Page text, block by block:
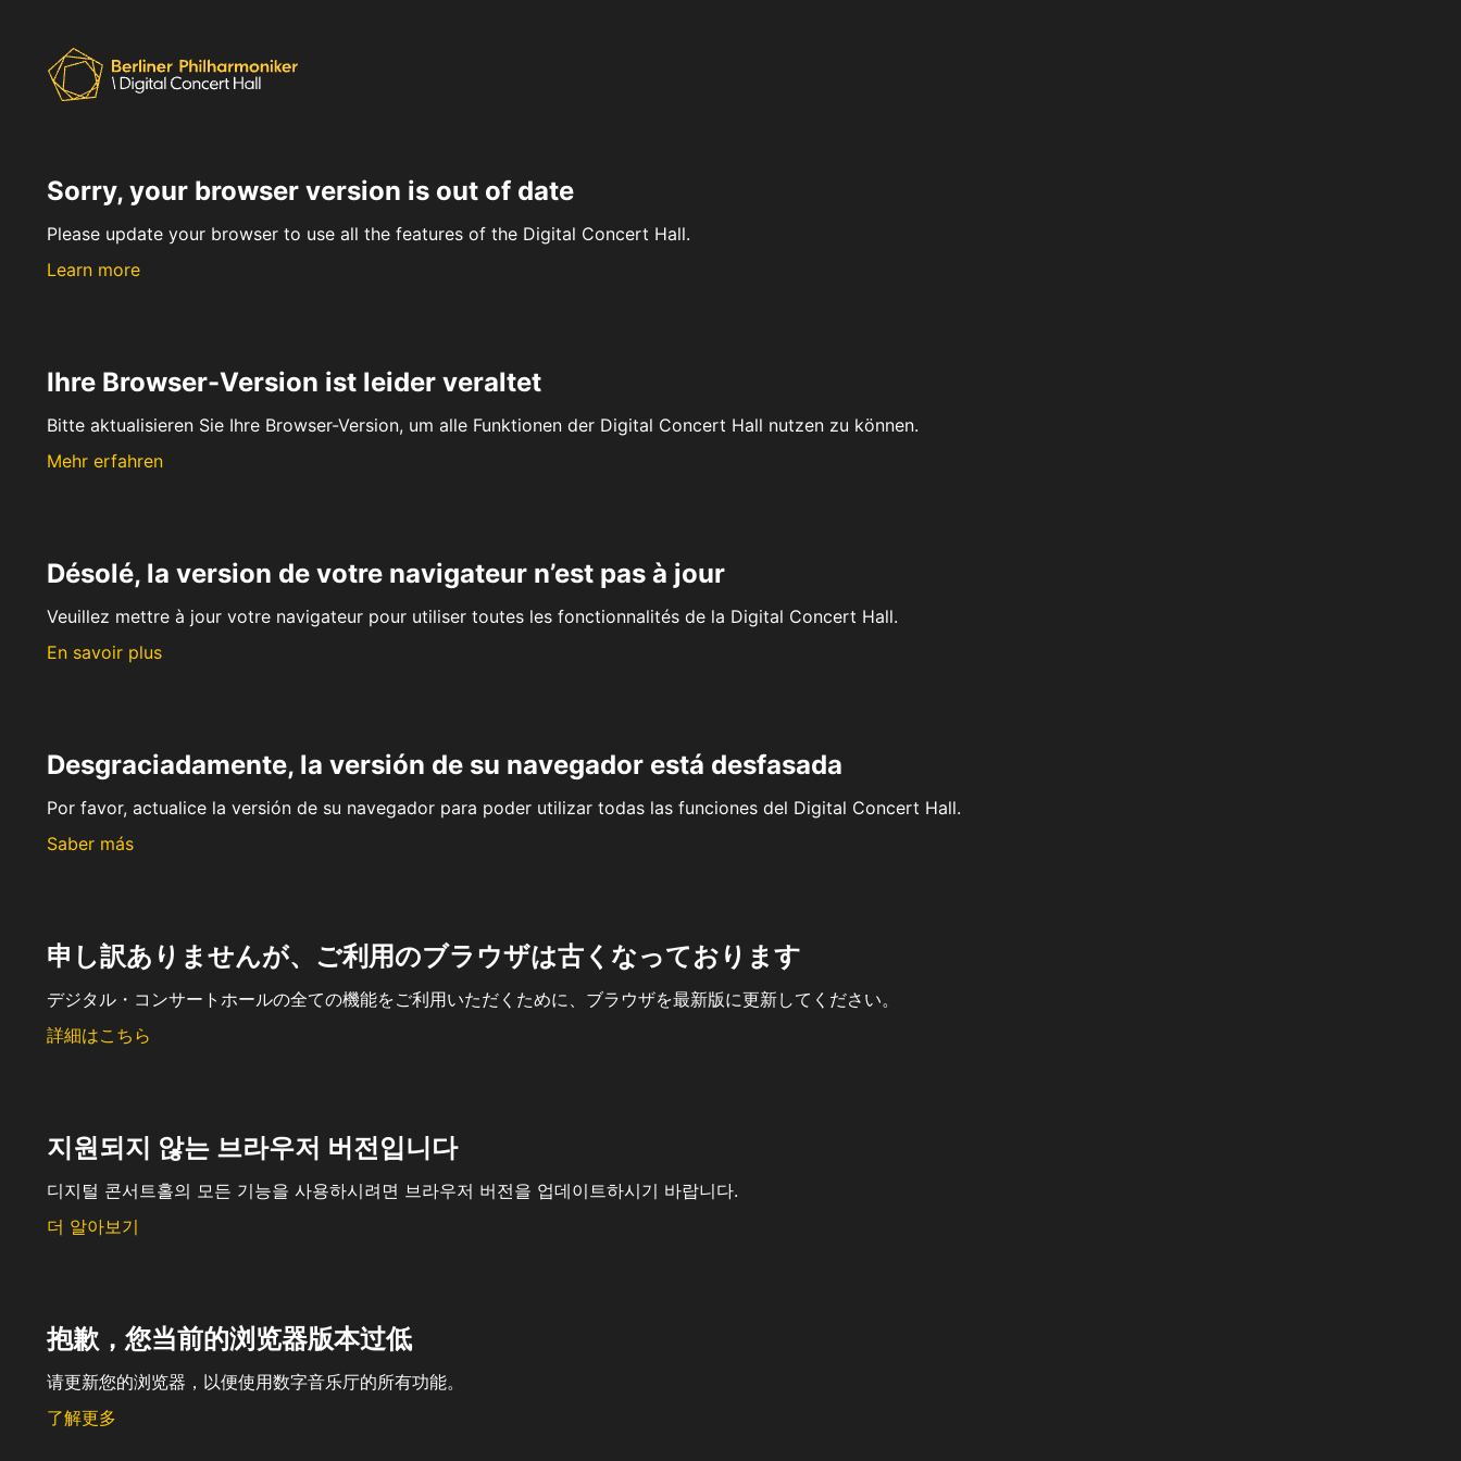
Sorry, your browser version is out of date
Please update your browser to use all the features of the Digital Concert Hall.
Learn more
Ihre Browser-Version ist leider veraltet
Bitte aktualisieren Sie Ihre Browser-Version, um alle Funktionen der Digital Concert Hall nutzen zu können.
Mehr erfahren
Désolé, la version de votre navigateur n’est pas à jour
Veuillez mettre à jour votre navigateur pour utiliser toutes les fonctionnalités de la Digital Concert Hall.
En savoir plus
Desgraciadamente, la versión de su navegador está desfasada
Por favor, actualice la versión de su navegador para poder utilizar todas las funciones del Digital Concert Hall.
Saber más
申し訳ありませんが、ご利用のブラウザは古くなっております
デジタル・コンサートホールの全ての機能をご利用いただくために、ブラウザを最新版に更新してください。
詳細はこちら
지원되지 않는 브라우저 버전입니다
디지털 콘서트홀의 모든 기능을 사용하시려면 브라우저 버전을 업데이트하시기 바랍니다.
더 알아보기
抱歉，您当前的浏览器版本过低
请更新您的浏览器，以便使用数字音乐厅的所有功能。
了解更多